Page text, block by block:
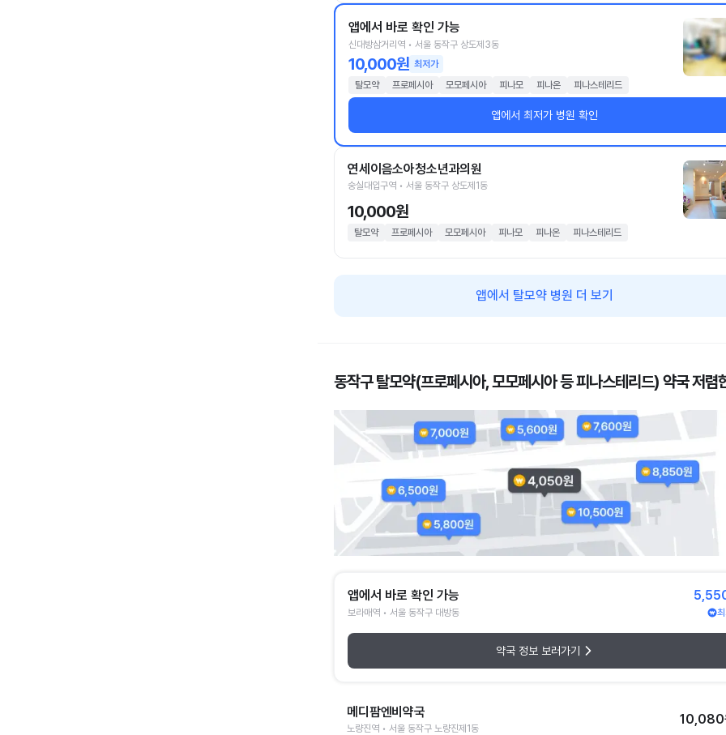
앱에서 바로 확인 가능
신대방삼거리역 • 서울 동작구 상도제3동
10,000원 최저가
탈모약
프로페시아 모모페시아 피나모 피나온 피나스테리드
앱에서 최저가 병원 확인
연세이음소아청소년과의원
숭실대입구역 • 서울 동작구 상도제1동
10,000원
탈모약 프로페시아 모모페시아 피나모 피나온 피나스테리드
앱에서 탈모약 병원 더 보기
동작구 탈모약(프로페시아, 모모페시아 등 피나스테리드) 약국 저렴
앱에서 바로 확인 가능
보라매역 • 서울 동작구 대방동
약국 정보 보러가기
메디팜엔비약국
노량진역 • 서울 동작구 노량진제1동
10,080